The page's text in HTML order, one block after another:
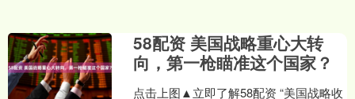
58配资 美国战略重心大转
向，第一枪瞄准这个国家？
点击上图▲立即了解58配资 “美国战略收